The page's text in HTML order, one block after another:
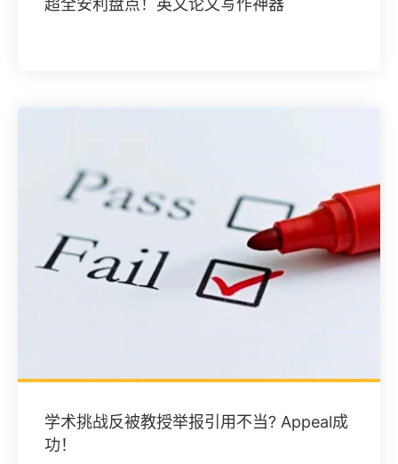
超全安利盘点！英文论文写作神器
学术挑战反被教授举报引用不当? Appeal成
功！